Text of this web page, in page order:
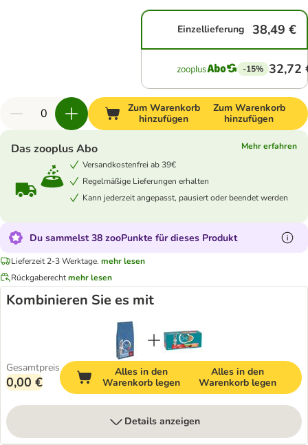
Einzellieferung 38,49 €
-15% 32,72
Zum Warenkorb
hinzufügen
Zum Warenkorb
hinzufügen
Das zooplus Abo
Mehr erfahren
Versandkostenfrei ab 39€
Regelmäßige Lieferungen erhalten
Kann jederzeit angepasst, pausiert oder beendet werden
Du sammelst 38 zooPunkte für dieses Produkt
Lieferzeit 2-3 Werktage. mehr lesen
Rückgaberechtmehr lesen
Kombinieren Sie es mit
Gesamtpreis
0,00 €
Alles in den
Warenkorb legen
Alles in den
Warenkorb legen
Details anzeigen